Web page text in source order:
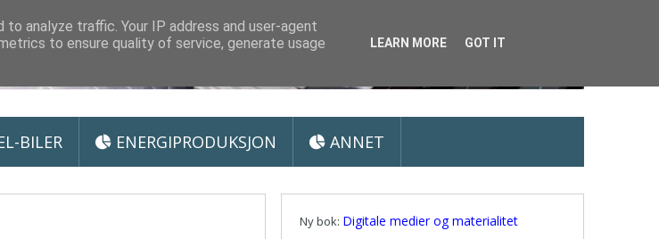
BILER ENERGIPRODUKSJON ANNET
Ny bok: Digitale medier og materialitet
analyze traffic. Your IP address and user-agent
to ensure quality of service, generate usage
LEARN MORE GOT IT